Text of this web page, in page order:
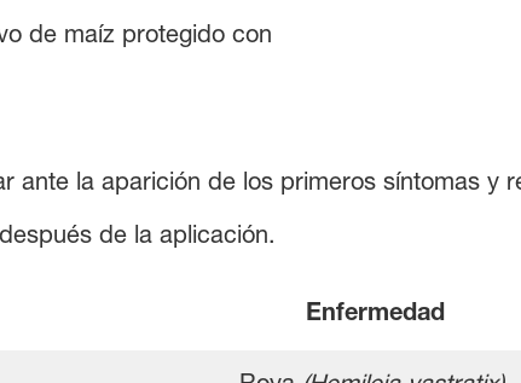
de maíz protegido con
ante la aparición de los primeros síntomas y
de la aplicación.
Enfermedad